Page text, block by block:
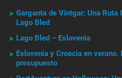
Garganta de Vintgar: Una Ruta
Lago Bled
Lago Bled – Eslovenia
Eslovenia y Croacia en
presupuesto